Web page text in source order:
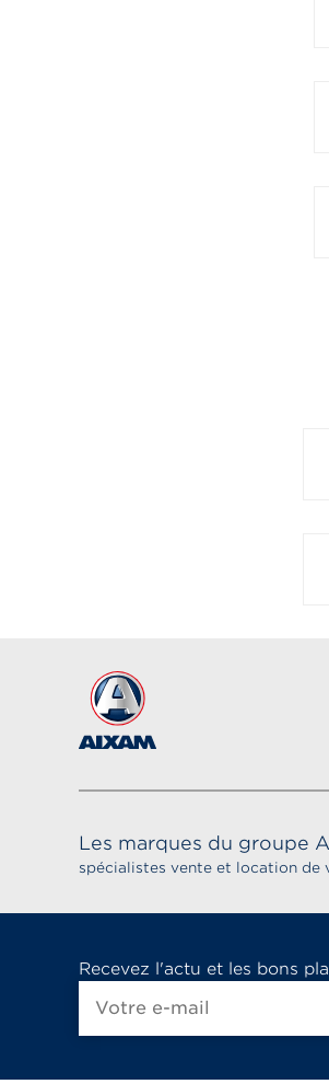
Les marques du groupe
spécialistes vente et location de
Recevez l'actu et les bons